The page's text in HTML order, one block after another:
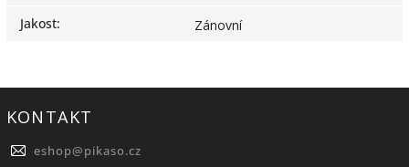
Jakost: Zánovní
KONTAKT
eshop@pikaso.cz